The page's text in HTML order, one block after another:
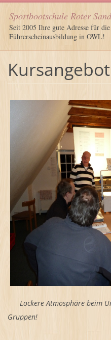
Sportbootschule Roter
Seit 2005 Ihre gute Adresse für
Führerscheinausbildung in OWL!
Kursangebot
Lockere Atmosphäre beim
Gruppen!